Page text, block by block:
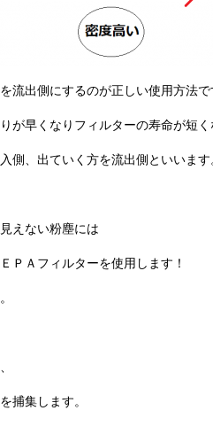
流出側にするのが正しい使用方法で
が早くなりフィルターの寿命が短
側、出ていく方を流出側といいます
えない粉塵には
ＰＡフィルターを使用します！
捕集します。